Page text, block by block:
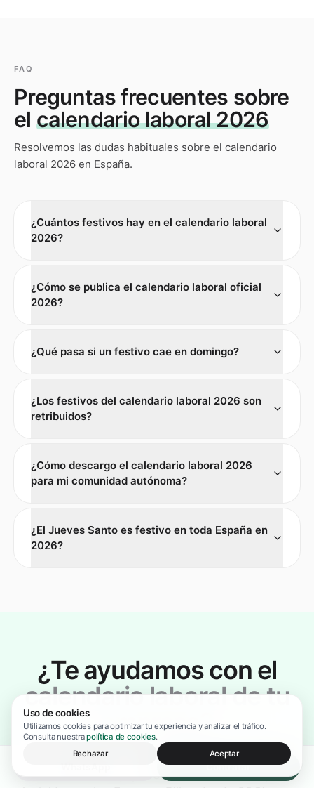
Uso de cookies
Utilizamos cookies para optimizar tu experiencia y analizar el tráfico.
Consulta nuestrapolítica de cookies.
Rechazar
Aceptar
Contratar
FAQ
Preguntas frecuentes sobre
el calendario laboral 2026
Resolvemos las dudas habituales sobre el calendario
laboral 2026 en España.
¿Cuántos festivos hay en el calendario laboral
2026?
¿Cómo se publica el calendario laboral oficial
2026?
¿Qué pasa si un festivo cae en domingo?
¿Los festivos del calendario laboral 2026 son
retribuidos?
¿Cómo descargo el calendario laboral 2026
para mi comunidad autónoma?
¿El Jueves Santo es festivo en toda España en
2026?
¿Te ayudamos con el
calendario laboral de tu
empresa?
Cuadramos festivos, convenio colectivo y
vacaciones del equipo. Servicio laboral completo